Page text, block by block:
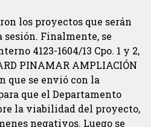
los proyectos que serán
Finalmente, se
4123-1604/13 Cpo. 1 y 2,
PINAMAR AMPLIACIÓN
que se envió con la
que el Departamento
la viabilidad del proyecto,
negativos. Luego se